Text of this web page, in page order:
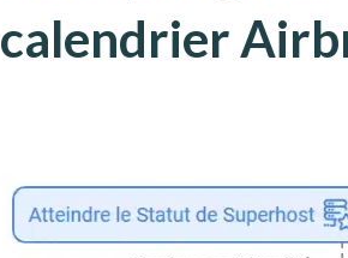
calendrier